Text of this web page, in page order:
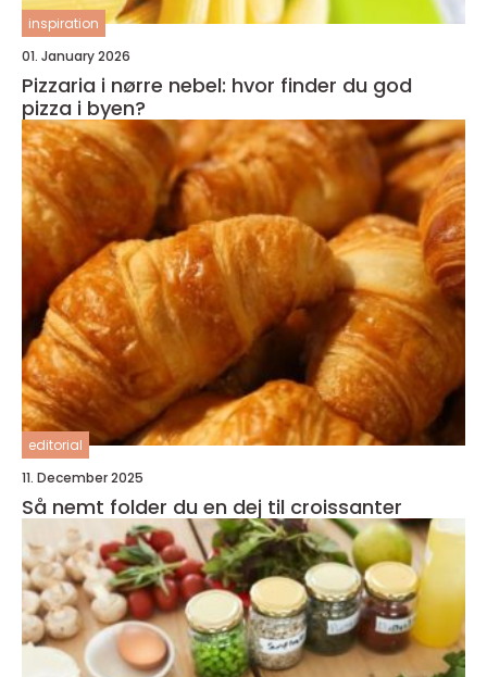
inspiration
01. January 2026
Pizzaria i nørre nebel: hvor finder du god
pizza i byen?
editorial
11. December 2025
Så nemt folder du en dej til croissanter